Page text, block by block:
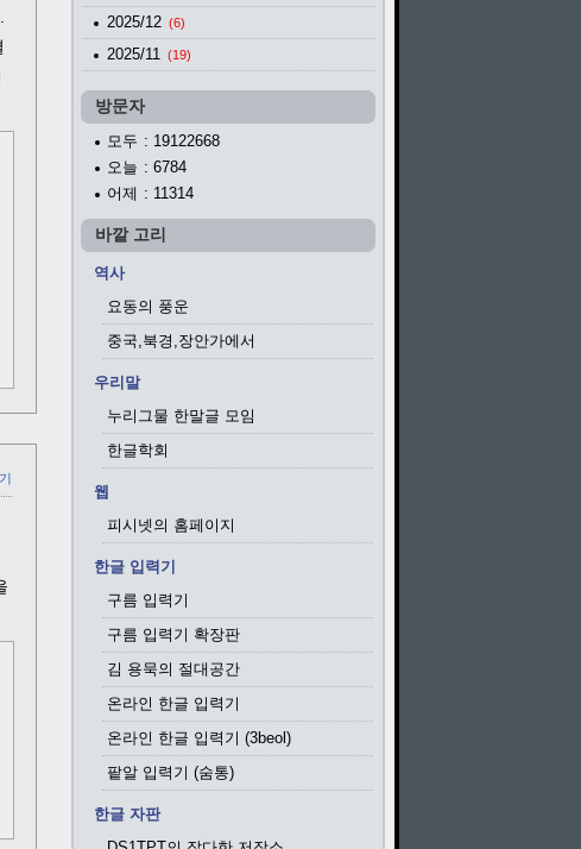
2025/12 (6)
2025/11 (19)
방문자
모두 : 19122668
오늘 : 6784
어제 : 11314
바깥 고리
역사
요동의 풍운
중국,북경,장안가에서
우리말
누리그물 한말글 모임
한글학회
웹
피시넷의 홈페이지
한글 입력기
구름 입력기
구름 입력기 확장판
김 용묵의 절대공간
온라인 한글 입력기
온라인 한글 입력기 (3beol)
팥알 입력기 (숨통)
한글 자판